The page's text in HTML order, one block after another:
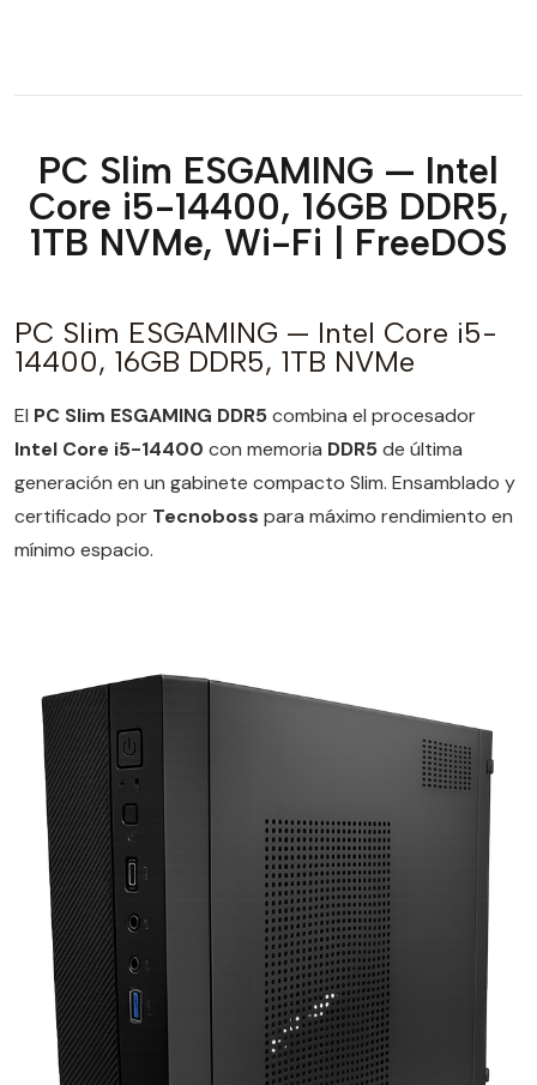
PC Slim ESGAMING — Intel
Core i5-14400, 16GB DDR5,
1TB NVMe, Wi-Fi | FreeDOS
PC Slim ESGAMING — Intel Core i5-
14400, 16GB DDR5, 1TB NVMe
El PC Slim ESGAMING DDR5combina el procesador
Intel Core i5-14400 con memoria DDR5de última
generación en un gabinete compacto Slim. Ensamblado y
certificado por Tecnoboss para máximo rendimiento en
mínimo espacio.